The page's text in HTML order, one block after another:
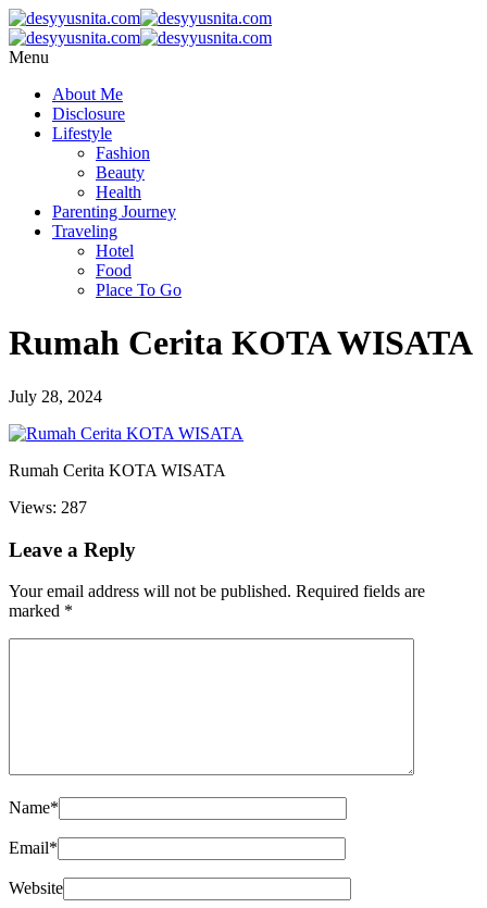
Menu
About Me
Disclosure
Lifestyle
Fashion
Beauty
Health
Parenting Journey
Traveling
Hotel
Food
Place To Go
Rumah Cerita KOTA WISATA
July 28, 2024
Rumah Cerita KOTA WISATA
Views: 287
Leave a Reply
Your email address will not be published. Required fields are
marked *
Name*
Email*
Website